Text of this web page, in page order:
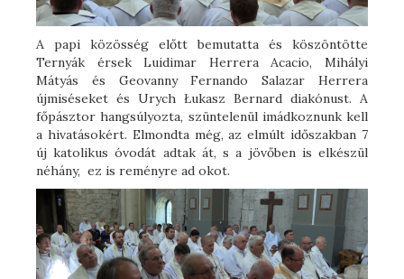
A papi közösség előtt bemutatta és köszöntötte
Ternyák érsek Luidimar Herrera Acacio, Mihályi
Mátyás és Geovanny Fernando Salazar Herrera
újmiséseket és Urych Łukasz Bernard diakónust. A
főpásztor hangsúlyozta, szüntelenül imádkoznunk kell
a hivatásokért. Elmondta még, az elmúlt időszakban 7
új katolikus óvodát adtak át, s a jövőben is elkészül
néhány, ez is reményre ad okot.